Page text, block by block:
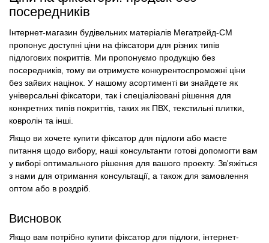
посередників
Інтернет-магазин будівельних матеріалів Мегатрейд-СМ
пропонує доступні ціни на фіксатори для різних типів
підлогових покриттів. Ми пропонуємо продукцію без
посередників, тому ви отримуєте конкурентоспроможні ціни
без зайвих націнок. У нашому асортименті ви знайдете як
універсальні фіксатори, так і спеціалізовані рішення для
конкретних типів покриттів, таких як ПВХ, текстильні плитки,
ковролін та інші.
Якщо ви хочете купити фіксатор для підлоги або маєте
питання щодо вибору, наші консультанти готові допомогти вам
у виборі оптимального рішення для вашого проекту. Зв'яжіться
з нами для отримання консультації, а також для замовлення
оптом або в роздріб.
Висновок
Якщо вам потрібно купити фіксатор для підлоги, інтернет-